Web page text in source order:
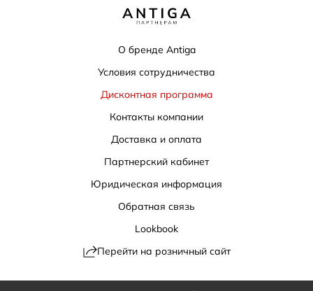
О бренде Antiga
Условия сотрудничества
Дисконтная программа
Контакты компании
Доставка и оплата
Партнерский кабинет
Юридическая информация
Обратная связь
Lookbook
Перейти на розничный сайт
Политика конфиденциальности